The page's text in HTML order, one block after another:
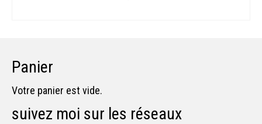
Panier
Votre panier est vide.
suivez moi sur les réseaux